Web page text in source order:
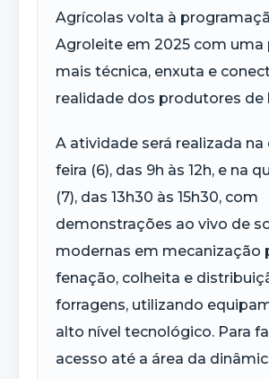
Agrícolas volta à
Agroleite em 2025 com
mais técnica, enxuta e
realidade dos produtores de
A atividade será realizada na
feira (6), das 9h às 12h, e na
(7), das 13h30 às 15h30, com
demonstrações ao vivo de
modernas em mecanização
fenação, colheita e
forragens, utilizando
alto nível tecnológico. Para
acesso até a área da